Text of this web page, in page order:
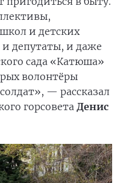
и детских
депутаты, и даже
сада «Катюша»
волонтёры
— рассказал
горсоветаДенис